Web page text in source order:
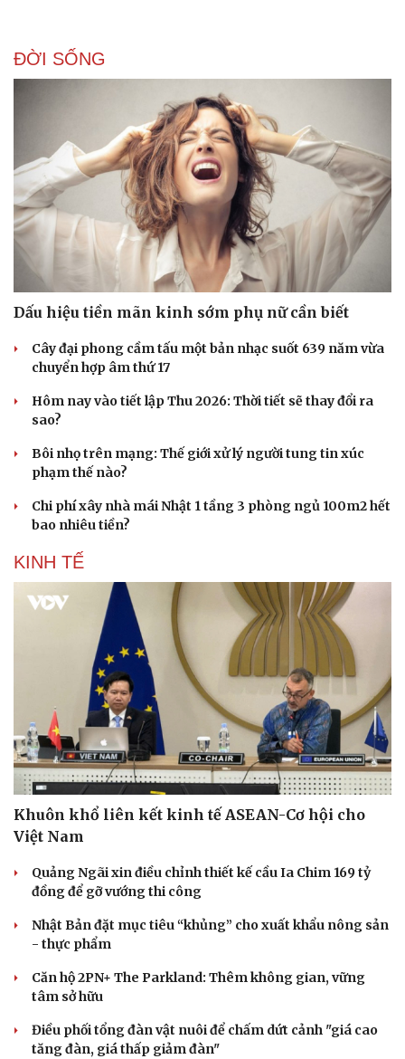
Doanh nghiệp 24h
Doanh nhân
Vì cộng đồng
Sành điệu
Tin Công nghệ
Trải nghiệm
Chuyển đổi số
ĐỜI SỐNG
Dấu hiệu tiền mãn kinh sớm phụ nữ cần biết
Cây đại phong cầm tấu một bản nhạc suốt 639 năm vừa
chuyển hợp âm thứ 17
Hôm nay vào tiết lập Thu 2026: Thời tiết sẽ thay đổi ra
sao?
Bôi nhọ trên mạng: Thế giới xử lý người tung tin xúc
phạm thế nào?
Chi phí xây nhà mái Nhật 1 tầng 3 phòng ngủ 100m2 hết
bao nhiêu tiền?
KINH TẾ
Khuôn khổ liên kết kinh tế ASEAN-Cơ hội cho
Việt Nam
Quảng Ngãi xin điều chỉnh thiết kế cầu Ia Chim 169 tỷ
đồng để gỡ vướng thi công
Nhật Bản đặt mục tiêu “khủng” cho xuất khẩu nông sản
- thực phẩm
Căn hộ 2PN+ The Parkland: Thêm không gian, vững
tâm sở hữu
Điều phối tổng đàn vật nuôi để chấm dứt cảnh "giá cao
tăng đàn, giá thấp giảm đàn"